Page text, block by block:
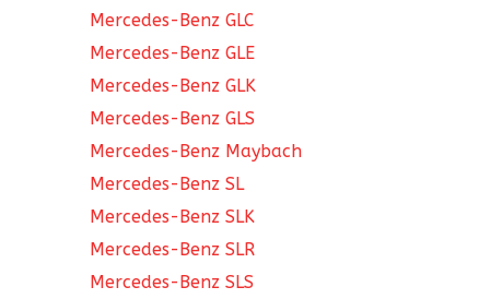
Mercedes-Benz GLC
Mercedes-Benz GLE
Mercedes-Benz GLK
Mercedes-Benz GLS
Mercedes-Benz Maybach
Mercedes-Benz SL
Mercedes-Benz SLK
Mercedes-Benz SLR
Mercedes-Benz SLS